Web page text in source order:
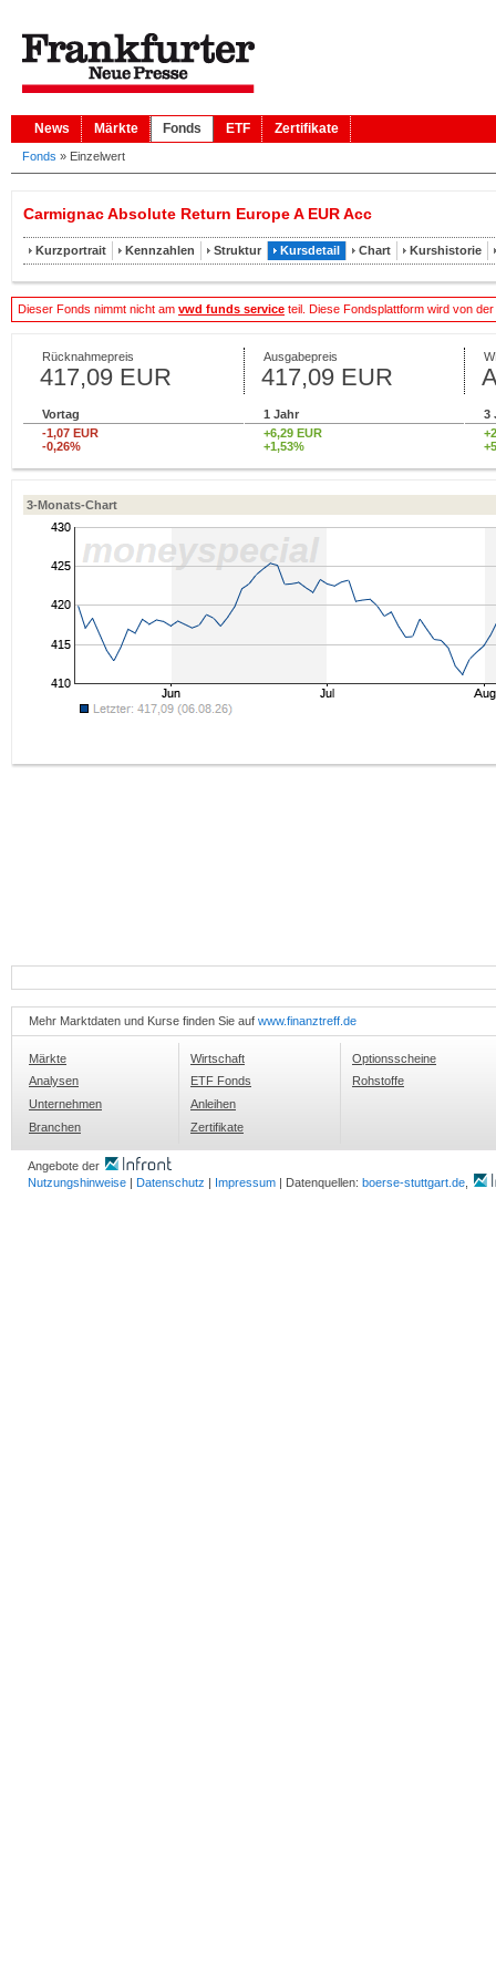
News Märkte Fonds ETF Zertifikate
Fonds » Einzelwert
Carmignac Absolute Return Europe A EUR Acc
Kurzportrait Kennzahlen Struktur Kursdetail Chart Kurshistorie
Dieser Fonds nimmt nicht am vwd funds service teil. Diese Fondsplattform wird von der
Rücknahmepreis
417,09 EUR
Ausgabepreis
417,09 EUR
Vortag 1 Jahr
3
-1,07 EUR
-0,26%
+6,29 EUR
+1,53%
3-Monats-Chart
Mehr Marktdaten und Kurse finden Sie auf www.finanztreff.de
Märkte
Analysen
Unternehmen
Branchen
Wirtschaft
ETF Fonds
Anleihen
Zertifikate
Optionsscheine
Rohstoffe
Angebote der
Nutzungshinweise | Datenschutz | Impressum | Datenquellen: boerse-stuttgart.de